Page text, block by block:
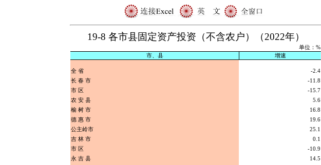
19-8 各市县固定资产投资（不含农户）（2022年）
单位：%
市、县
增速
全 省
-2.4
长 春 市
-11.8
市 区
-15.7
农 安 县
5.6
榆 树 市
16.8
德 惠 市
19.6
公主岭市
25.1
吉 林 市
0.1
市 区
-10.9
永 吉 县
14.5